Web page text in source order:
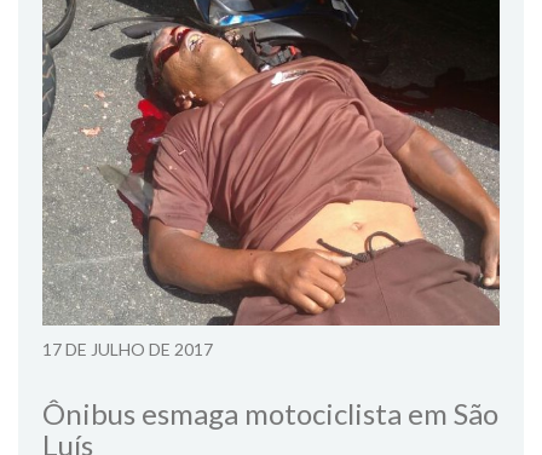
17 DE JULHO DE 2017
Ônibus esmaga motociclista em São
Luís